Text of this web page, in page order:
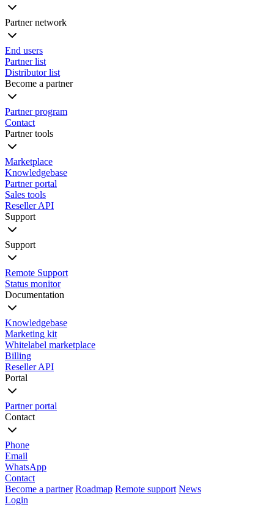
Partner network
End users
Partner list
Distributor list
Become a partner
Partner program
Contact
Partner tools
Marketplace
Knowledgebase
Partner portal
Sales tools
Reseller API
Support
Support
Remote Support
Status monitor
Documentation
Knowledgebase
Marketing kit
Whitelabel marketplace
Billing
Reseller API
Portal
Partner portal
Contact
Phone
Email
WhatsApp
Contact
Become a partner Roadmap Remote support News
Login